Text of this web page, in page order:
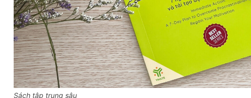
Sách tập trung sâu